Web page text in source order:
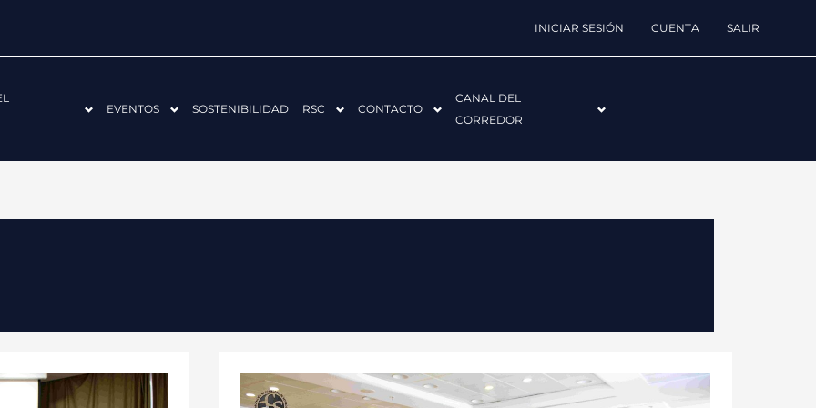
INICIAR SESIÓN CUENTA SALIR
EVENTOS SOSTENIBILIDAD RSC CONTACTO
CANAL DEL
CORREDOR
ACS-
CV
ORGANIZA